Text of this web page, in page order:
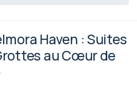
Haven : Suites
au Cœur de